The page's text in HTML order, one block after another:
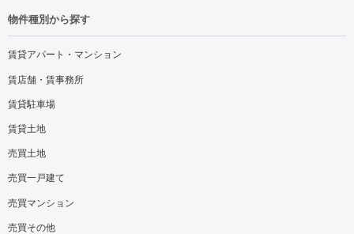
物件種別から探す
賃貸アパート・マンション
賃店舗・賃事務所
賃貸駐車場
賃貸土地
売買土地
売買一戸建て
売買マンション
売買その他